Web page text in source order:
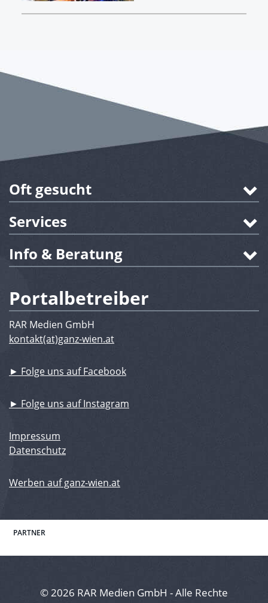
Oft gesucht
Services
Info & Beratung
Portalbetreiber
RAR Medien GmbH
kontakt(at)ganz-wien.at
► Folge uns auf Facebook
► Folge uns auf Instagram
Impressum
Datenschutz
Werben auf ganz-wien.at
PARTNER
© 2026 RAR Medien GmbH - Alle Rechte